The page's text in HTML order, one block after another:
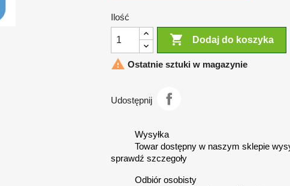
Ilość
 Dodaj do koszyka
 Ostatnie sztuki w magazynie
Udostępnij
Wysyłka
Towar dostępny w naszym sklepie
sprawdź szczegoły
Odbiór osobisty